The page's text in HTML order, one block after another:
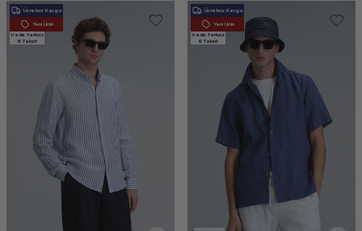
Ücretsiz Kargo
Yeni Ürün
Vade farksız
6 Taksit
Ücretsiz Kargo
Yeni Ürün
Vade farksız
6 Taksit